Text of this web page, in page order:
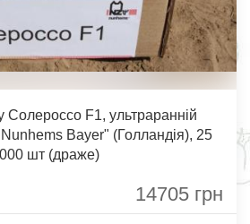
Солероссо F1, ультраранній
Bayer" (Голландія), 25
000 шт (драже)
14705 грн